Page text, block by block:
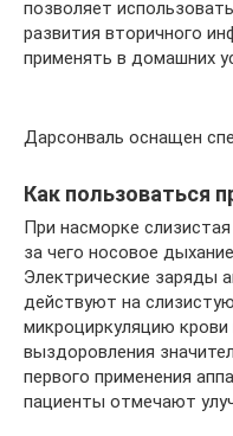
позволяет
развития вторичного
применять в домашних
Дарсонваль оснащен
Как пользоваться
При насморке
за чего носовое
Электрические заряды
действуют на
микроциркуляцию
выздоровления
первого применения
пациенты отмечают